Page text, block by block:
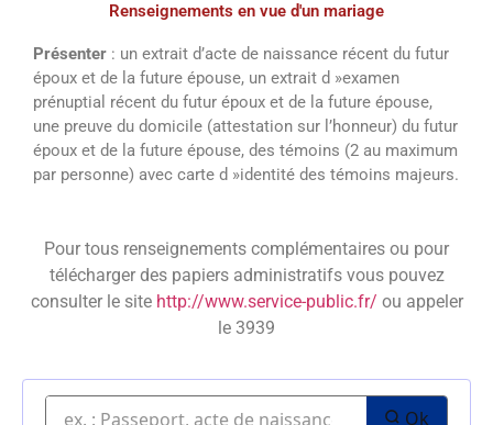
Renseignements en vue d'un mariage
Présenter : un extrait d’acte de naissance récent du futur
époux et de la future épouse, un extrait d »examen
prénuptial récent du futur époux et de la future épouse,
une preuve du domicile (attestation sur l’honneur) du futur
époux et de la future épouse, des témoins (2 au maximum
par personne) avec carte d »identité des témoins majeurs.
Pour tous renseignements complémentaires ou pour
télécharger des papiers administratifs vous pouvez
consulter le site http://www.service-public.fr/ ou appeler
le 3939
Ok